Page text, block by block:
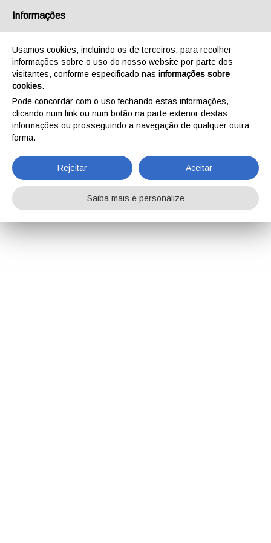
Informações
Usamos cookies, incluindo os de terceiros, para recolher
informações sobre o uso do nosso website por parte dos
visitantes, conforme especificado nas informações sobre
cookies.
Pode concordar com o uso fechando estas informações,
clicando num link ou num botão na parte exterior destas
informações ou prosseguindo a navegação de qualquer outra
forma.
Rejeitar Aceitar
Saiba mais e personalize